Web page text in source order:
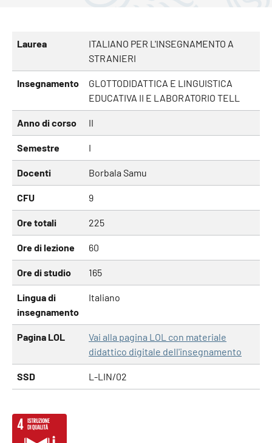
Laurea
ITALIANO PER L'INSEGNAMENTO A
STRANIERI
Insegnamento
GLOTTODIDATTICA E LINGUISTICA
EDUCATIVA II E LABORATORIO TELL
Anno di corso II
Semestre I
Docenti Borbala Samu
CFU 9
Ore totali 225
Ore di lezione 60
Ore di studio 165
Lingua di
insegnamento
Italiano
Pagina LOL
Vai alla pagina LOL con materiale
didattico digitale dell'insegnamento
SSD L-LIN/02